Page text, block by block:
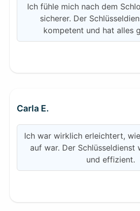
Ich fühle mich nach dem
sicherer. Der
kompetent und hat alles
Carla E.
Ich war wirklich erleichtert,
auf war. Der Schlüsseldienst
und effizient.